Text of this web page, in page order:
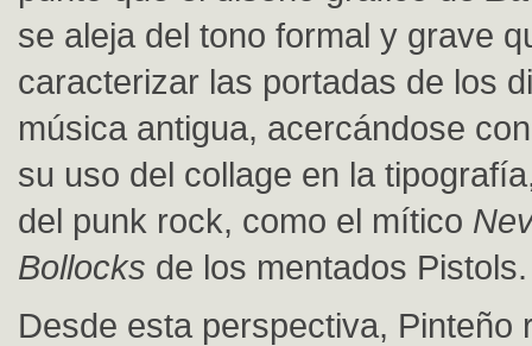
se aleja del tono formal y grave
caracterizar las portadas de los
música antigua, acercándose
su uso del collage en la
del punk rock, como el mítico
Bollocks de los mentados Pistols.
Desde esta perspectiva, Pinteño